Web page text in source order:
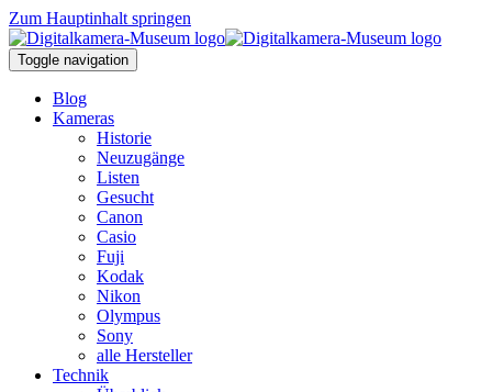
Zum Hauptinhalt springen
Toggle navigation
Blog
Kameras
Historie
Neuzugänge
Listen
Gesucht
Canon
Casio
Fuji
Kodak
Nikon
Olympus
Sony
alle Hersteller
Technik